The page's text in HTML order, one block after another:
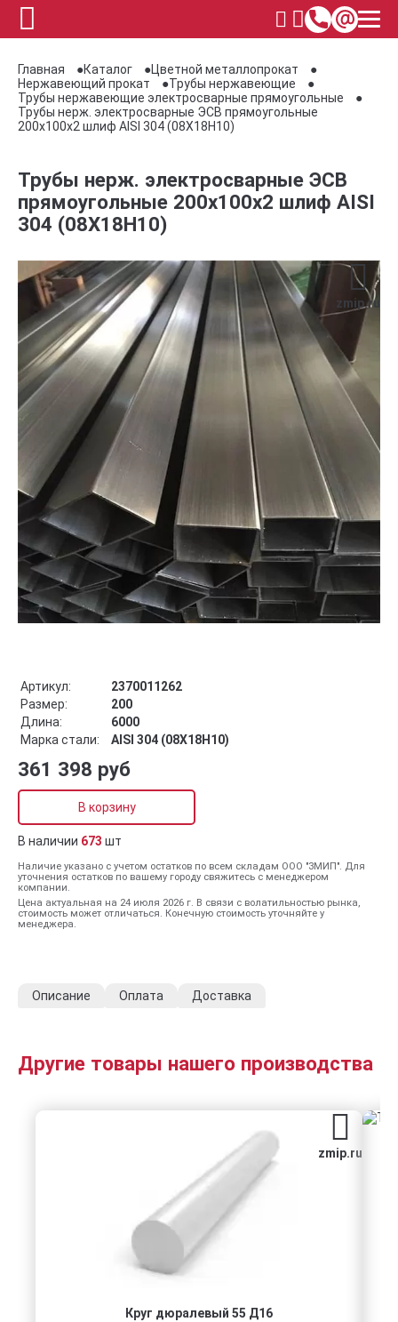
Главная Каталог
Цветной металлопрокат
Нержавеющий прокат
Трубы нержавеющие
Трубы нержавеющие электросварные прямоугольные
Трубы нерж. электросварные ЭСВ прямоугольные
200x100x2 шлиф AISI 304 (08Х18Н10)
Трубы нерж. электросварные ЭСВ
прямоугольные 200x100x2 шлиф AISI
304 (08Х18Н10)
zmip.ru
Артикул:
2370011262
Размер:
200
Длина:
6000
Марка стали:
AISI 304 (08Х18Н10)
361 398 руб
В корзину
В наличии 673 шт
Наличие указано с учетом остатков по всем складам ООО "ЗМИП". Для
уточнения остатков по вашему городу свяжитесь с менеджером
компании.
Цена актуальная на 24 июля 2026 г. В связи с волатильностью рынка,
стоимость может отличаться. Конечную стоимость уточняйте у
менеджера.
Описание Оплата Доставка
Другие товары нашего производства
zmip.ru
Круг дюралевый 55 Д16